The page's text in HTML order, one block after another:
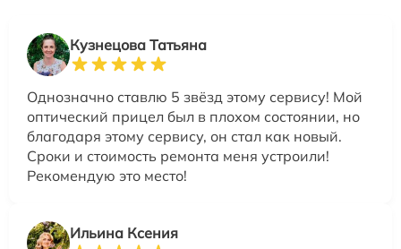
Кузнецова Татьяна
Однозначно ставлю 5 звёзд этому сервису! Мой
оптический прицел был в плохом состоянии, но
благодаря этому сервису, он стал как новый.
Сроки и стоимость ремонта меня устроили!
Рекомендую это место!
Ильина Ксения